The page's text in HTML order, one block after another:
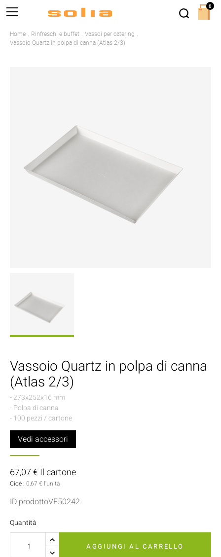
Home Rinfreschi e buffet
Vassoi per catering
Vassoio Quartz in polpa di canna (Atlas 2/3)
Vassoio Quartz in polpa di canna
(Atlas 2/3)
- 273x252x16 mm
- Polpa di canna
- 100 pezzi / cartone
Vedi accessori
67,07 € Il cartone
Cioè : 0,67 € l'unità
ID prodottoVF50242
Quantità
AGGIUNGI AL CARRELLO
0